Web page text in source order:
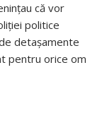
că vor
politice
detașamente
pentru orice om